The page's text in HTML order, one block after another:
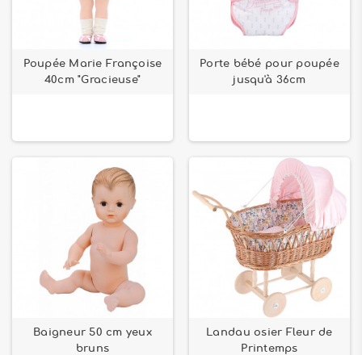
Poupée Marie Françoise
40cm "Gracieuse"
Porte bébé pour poupée
jusqu'à 36cm
Baigneur 50 cm yeux
bruns
Landau osier Fleur de
Printemps